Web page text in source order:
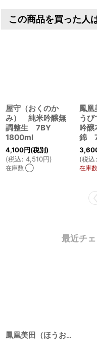
この商品を買った人
屋守（おくのか
み） 純米吟醸無
調整生 7BY
1800ml
4,100円(税別)
(税込: 4,510円)
在庫数 ◯
鳳凰
う
吟
錦
(税込:
在庫
最近チ
鳳凰美田（ほうおうびでん） 純米吟醸本生 Black Phoenix（ブラック フェニックス） 7BY 1800ml